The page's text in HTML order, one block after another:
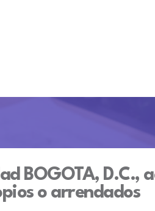
BOGOTA,
o arrendados